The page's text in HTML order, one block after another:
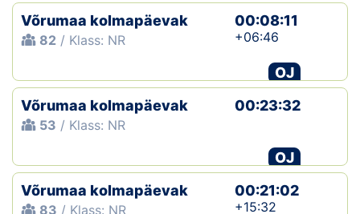
Võrumaa kolmapäevak
82 / Klass: NR
00:08:11
+06:46
OJ
Võrumaa kolmapäevak
53 / Klass: NR
00:23:32
OJ
Võrumaa kolmapäevak
83 / Klass: NR
00:21:02
+15:32